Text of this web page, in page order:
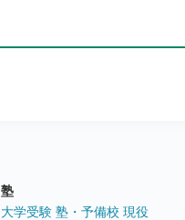
塾
大学受験 塾・予備校 現役